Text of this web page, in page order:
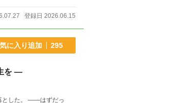
登録日 2026.06.15
に入り追加 295
を ―
はずだっ